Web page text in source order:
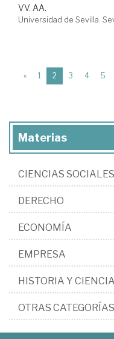
VV. AA.
Universidad de Sevilla.
« 1 2 (current)
3 4 5
Materias
CIENCIAS SOCIALES
DERECHO
ECONOMÍA
EMPRESA
HISTORIA Y
OTRAS CATEGORÍAS